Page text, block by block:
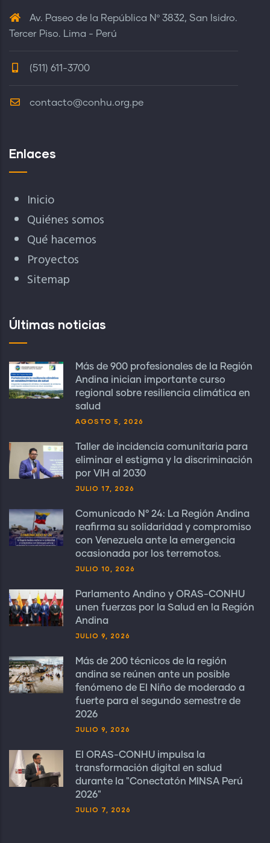
Av. Paseo de la República Nº 3832, San Isidro.
Tercer Piso. Lima - Perú
(511) 611-3700
contacto@conhu.org.pe
Enlaces
Inicio
Quiénes somos
Qué hacemos
Proyectos
Sitemap
Últimas noticias
Más de 900 profesionales de la Región
Andina inician importante curso
regional sobre resiliencia climática en
salud
AGOSTO 5, 2026
Taller de incidencia comunitaria para
eliminar el estigma y la discriminación
por VIH al 2030
JULIO 17, 2026
Comunicado N° 24: La Región Andina
reafirma su solidaridad y compromiso
con Venezuela ante la emergencia
ocasionada por los terremotos.
JULIO 10, 2026
Parlamento Andino y ORAS-CONHU
unen fuerzas por la Salud en la Región
Andina
JULIO 9, 2026
Más de 200 técnicos de la región
andina se reúnen ante un posible
fenómeno de El Niño de moderado a
fuerte para el segundo semestre de
2026
JULIO 9, 2026
El ORAS-CONHU impulsa la
transformación digital en salud
durante la "Conectatón MINSA Perú
2026"
JULIO 7, 2026